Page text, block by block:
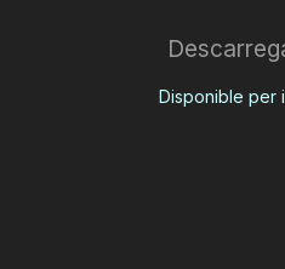
Disponible per